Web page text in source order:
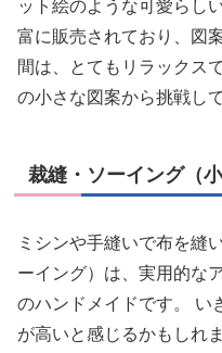
ット絵のような可愛らし
富に販売されており、図
間は、とてもリラックス
の小さな図案から挑戦し
裁縫・ソーイング（
ミシンや手縫いで布を縫
ーイング）は、実用的な
のハンドメイドです。 い
が高いと感じるかもしれ